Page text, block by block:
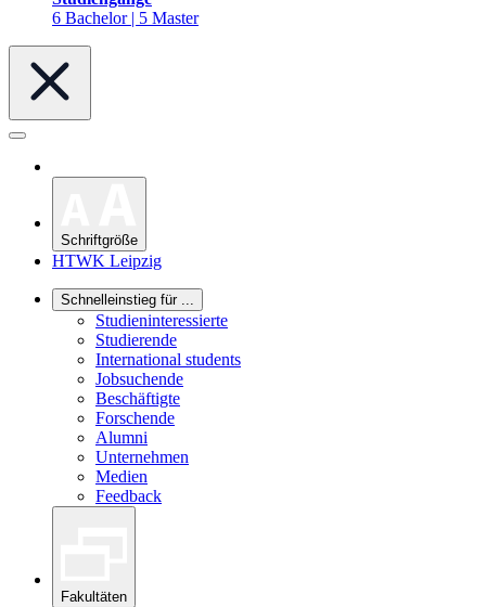
6 Bachelor | 5 Master
Schriftgröße
HTWK Leipzig
Schnelleinstieg für ...
Studieninteressierte
Studierende
International students
Jobsuchende
Beschäftigte
Forschende
Alumni
Unternehmen
Medien
Feedback
Fakultäten